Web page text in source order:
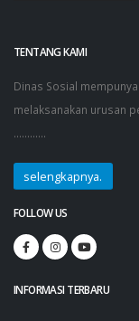
TENTANG KAMI
Dinas Sosial
melaksanakan urusan
............
selengkapnya.
FOLLOW US
INFORMASI TERBARU